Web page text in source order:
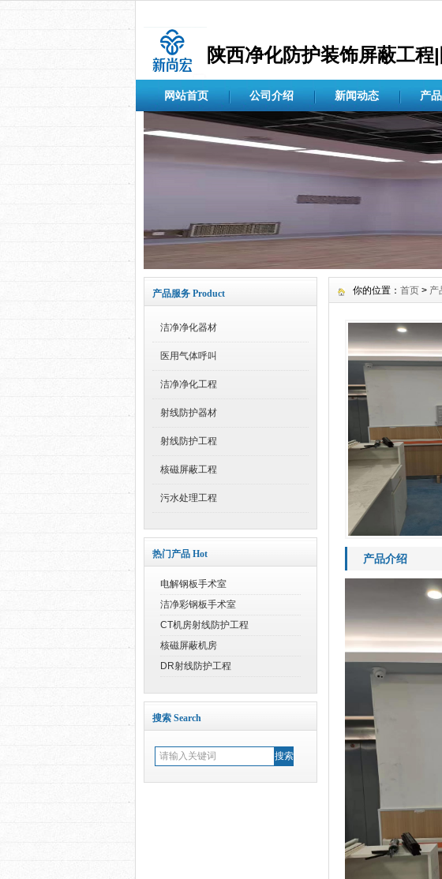
陕西净化防护装饰屏蔽工
网站首页 公司介绍 新闻动态 产
产品服务 Product
洁净净化器材
医用气体呼叫
洁净净化工程
射线防护器材
射线防护工程
核磁屏蔽工程
污水处理工程
热门产品 Hot
电解钢板手术室
洁净彩钢板手术室
CT机房射线防护工程
核磁屏蔽机房
DR射线防护工程
搜索 Search
你的位置： 首页 > 产
产品介绍